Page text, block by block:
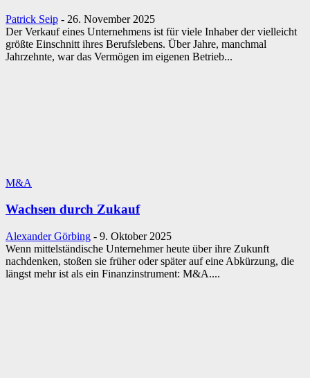
Patrick Seip - 26. November 2025
Der Verkauf eines Unternehmens ist für viele Inhaber der vielleicht
größte Einschnitt ihres Berufslebens. Über Jahre, manchmal
Jahrzehnte, war das Vermögen im eigenen Betrieb...
M&A
Wachsen durch Zukauf
Alexander Görbing - 9. Oktober 2025
Wenn mittelständische Unternehmer heute über ihre Zukunft
nachdenken, stoßen sie früher oder später auf eine Abkürzung, die
längst mehr ist als ein Finanzinstrument: M&A....